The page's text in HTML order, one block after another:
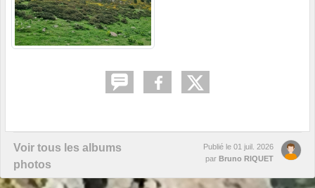
Voir tous les albums
photos
Publié le 01 juil. 2026
par Bruno RIQUET